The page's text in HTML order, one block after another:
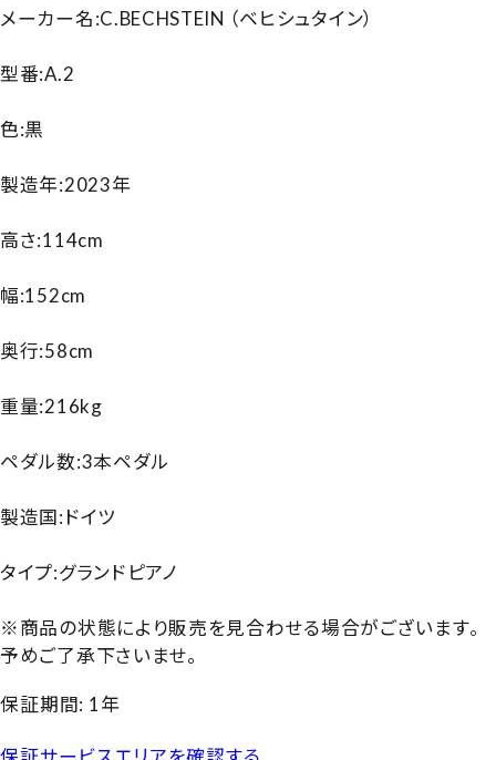
メーカー名:C.BECHSTEIN （ベヒシュタイン）
型番:A.2
色:黒
製造年:2023年
高さ:114cm
幅:152cm
奥行:58cm
重量:216kg
ペダル数:3本ペダル
製造国:ドイツ
タイプ:グランドピアノ
※商品の状態により販売を見合わせる場合がございます。
予めご了承下さいませ。
保証期間: 1年